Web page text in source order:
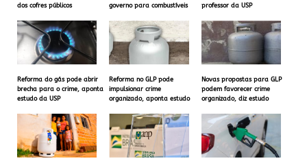
dos cofres públicos
governo para combustíveis
professor da USP
Reforma do gás pode abrir
brecha para o crime, aponta
estudo da USP
Reforma no GLP pode
impulsionar crime
organizado, aponta estudo
Novas propostas para GLP
podem favorecer crime
organizado, diz estudo